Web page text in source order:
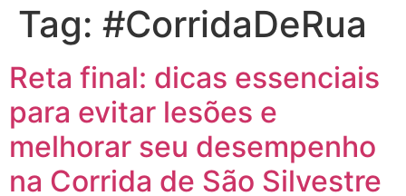
Tag: #CorridaDeRua
Reta final: dicas essenciais
para evitar lesões e
melhorar seu desempenho
na Corrida de São Silvestre